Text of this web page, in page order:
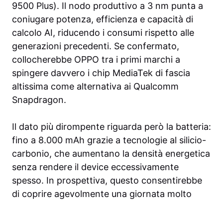
9500 Plus). Il nodo produttivo a 3 nm punta a
coniugare potenza, efficienza e capacità di
calcolo AI, riducendo i consumi rispetto alle
generazioni precedenti. Se confermato,
collocherebbe OPPO tra i primi marchi a
spingere davvero i chip MediaTek di fascia
altissima come alternativa ai Qualcomm
Snapdragon.
Il dato più dirompente riguarda però la batteria:
fino a 8.000 mAh grazie a tecnologie al silicio-
carbonio, che aumentano la densità energetica
senza rendere il device eccessivamente
spesso. In prospettiva, questo consentirebbe
di coprire agevolmente una giornata molto